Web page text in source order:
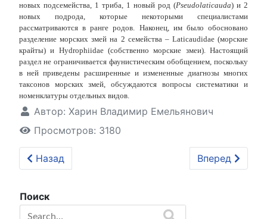
новых подсемейства, 1 триба, 1 новый род (Pseudolaticauda) и 2
новых подрода, которые некоторыми специалистами
рассматриваются в ранге родов. Наконец, им было обосновано
разделение морских змей на 2 семейства – Laticaudidae(морские
крайты) и Hydrophiidae(собственно морские змеи). Настоящий
раздел не ограничивается фаунистическим обобщением, поскольку
в ней приведены расширенные и измененные диагнозы многих
таксонов морских змей, обсуждаются вопросы систематики и
номенклатуры отдельных видов.
Автор: Харин Владимир Емельянович
Просмотров: 3180
Предыдущий: Top gallery
Назад Следующий:
Вперед
Поиск